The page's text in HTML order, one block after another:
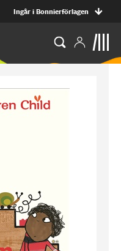
Ingår i Bonnierförlagen